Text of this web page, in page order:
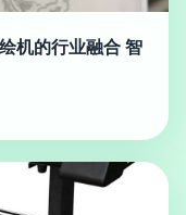
机的行业融合 智